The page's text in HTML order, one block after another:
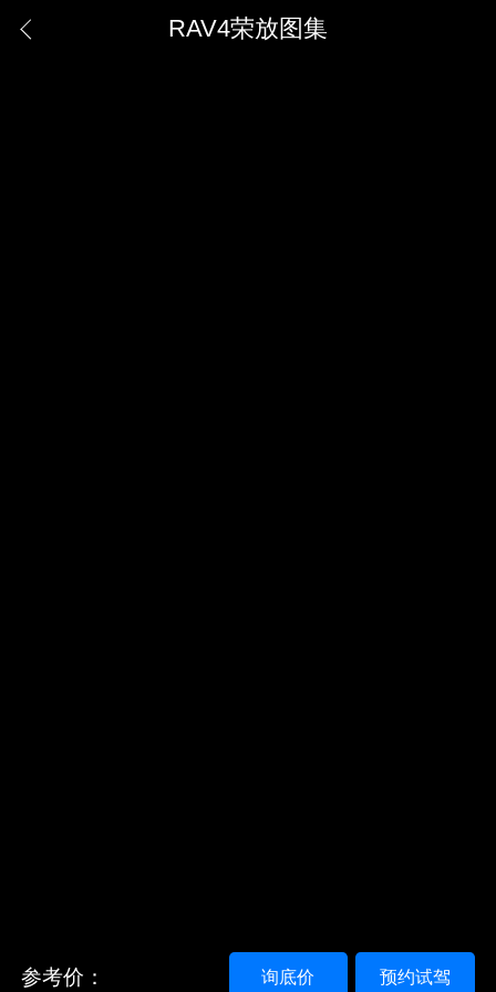
RAV4荣放图集
参考价： 预约试驾
询底价